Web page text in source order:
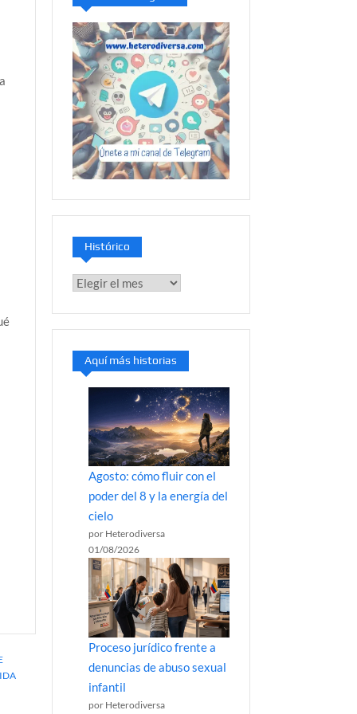
Histórico
Aquí más historias
Agosto: cómo fluir con el
poder del 8 y la energía del
cielo
por Heterodiversa
01/08/2026
Proceso jurídico frente a
denuncias de abuso sexual
infantil
por Heterodiversa